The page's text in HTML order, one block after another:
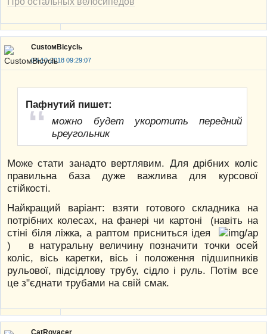
CustoмBicyclь
04-10-2018 09:29:07
Пафнутий пишет:
можно будет укоротить передний
ьреугольник
Може стати занадто вертлявим. Для дрібних коліс
правильна база дуже важлива для курсової
стійкості.
Найкращий варіант: взяти готового складника на
потрібних колесах, на фанері чи картоні (навіть на
стіні біля ліжка, а раптом присниться ідея
) в натуральну величину позначити точки осей
коліс, вісь каретки, вісь і положення підшипників
рульової, підсідлову трубу, сідло і руль. Потім все
це з"єднати трубами на свій смак.